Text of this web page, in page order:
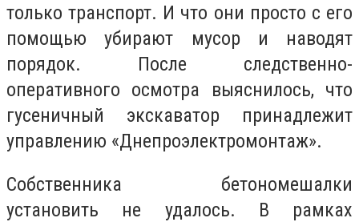
только транспорт. И что они просто с его
помощью убирают мусор и наводят
порядок. После следственно-
оперативного осмотра выяснилось, что
гусеничный экскаватор принадлежит
управлению «Днепроэлектромонтаж».
Собственника бетономешалки
установить не удалось. В рамках